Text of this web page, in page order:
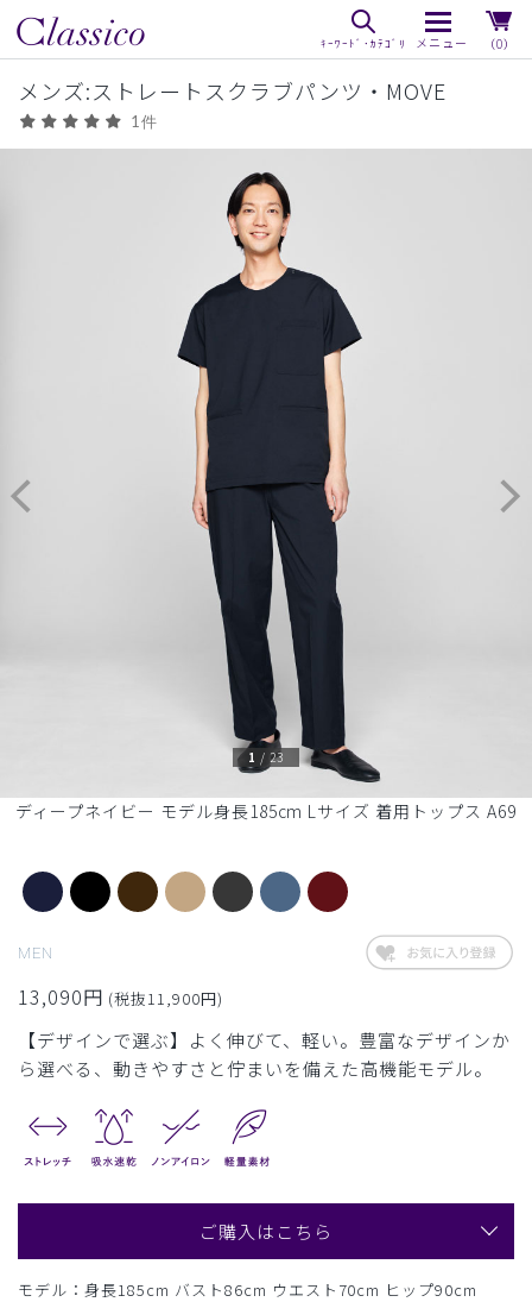
（0）
メンズ:ストレートスクラブパンツ・MOVE
1件
ディープネイビー モデル身長185cm Lサイズ 着用トップス A69
1 / 23
MEN
13,090円 (税抜11,900円)
【デザインで選ぶ】よく伸びて、軽い。豊富なデザインか
ら選べる、動きやすさと佇まいを備えた高機能モデル。
ご購入はこちら
モデル：身長185cm バスト86cm ウエスト70cm ヒップ90cm